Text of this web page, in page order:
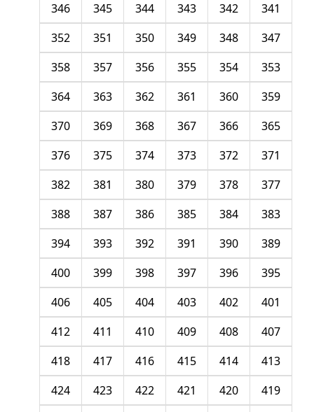
341
342
343
344
345
346
347
348
349
350
351
352
353
354
355
356
357
358
359
360
361
362
363
364
365
366
367
368
369
370
371
372
373
374
375
376
377
378
379
380
381
382
383
384
385
386
387
388
389
390
391
392
393
394
395
396
397
398
399
400
401
402
403
404
405
406
407
408
409
410
411
412
413
414
415
416
417
418
419
420
421
422
423
424